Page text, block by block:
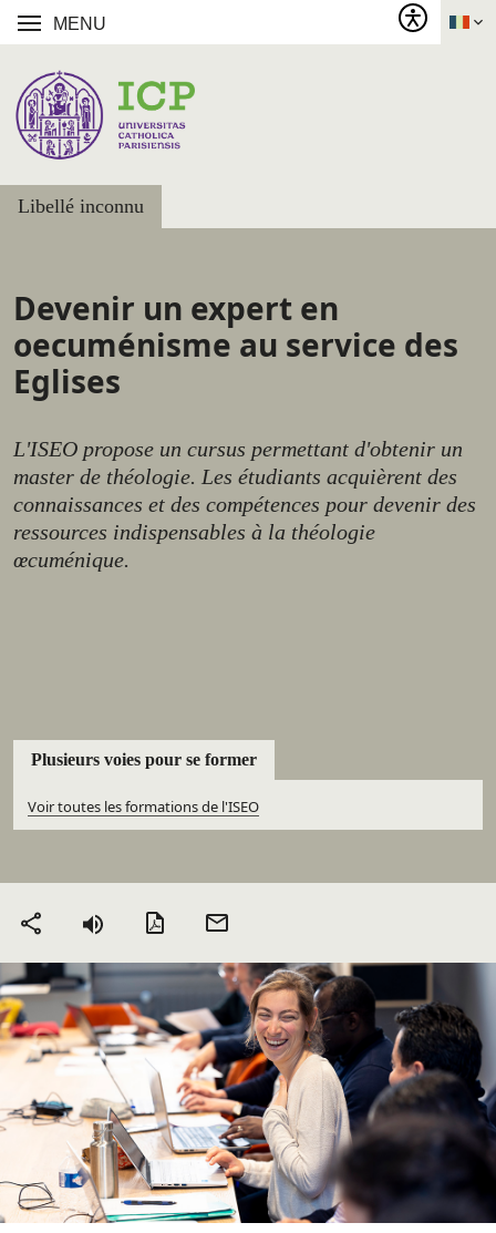
MENU
Libellé inconnu
Devenir un expert en
oecuménisme au service des
Eglises
L'ISEO propose un cursus permettant d'obtenir un
master de théologie. Les étudiants acquièrent des
connaissances et des compétences pour devenir des
ressources indispensables à la théologie
œcuménique.
Plusieurs voies pour se former
Voir toutes les formations de l'ISEO
Partager Version PDF